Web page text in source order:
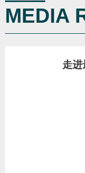
MEDIA
走